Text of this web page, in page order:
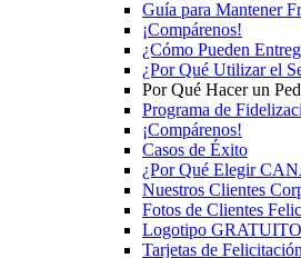
Guía para Mantener
¡Compárenos!
¿Cómo Pueden
¿Por Qué Utilizar el
Por Qué Hacer un
Programa de
¡Compárenos!
Casos de Éxito
¿Por Qué Elegir
Nuestros Clientes
Fotos de Clientes
Logotipo GRATUITO
Tarjetas de